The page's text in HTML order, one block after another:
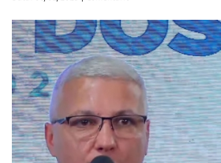
CPSA
COLAP
ATENDIMENTO PSICOPEDAGÃ³GICO